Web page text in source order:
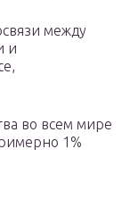
между
и
во всем мире
1%